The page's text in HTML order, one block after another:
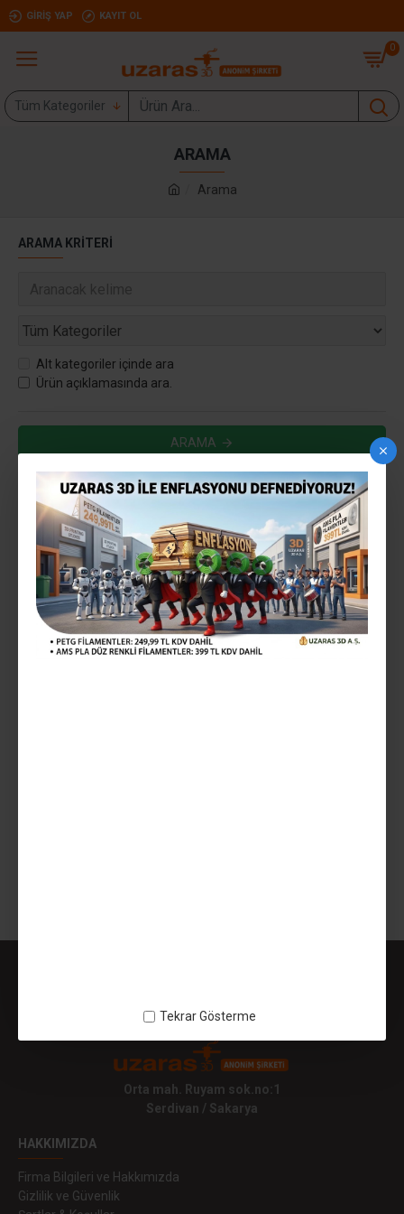
Tekrar Gösterme
GIRIŞ YAP KAYIT OL
0
Tüm Kategoriler
Arama
ARAMA
ARAMA KRITERI
Alt kategoriler içinde ara
Ürün açıklamasında ara.
ARAMA
ARAMA KRITERLERINE UYGUN ÜRÜNLER
0
YENI
Orta mah. Ruyam sok.no:1
Serdivan / Sakarya
HAKKIMIZDA
Firma Bilgileri ve Hakkımızda
Gizlilik ve Güvenlik